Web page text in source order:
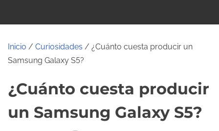
Inicio / Curiosidades / ¿Cuánto cuesta producir un
Samsung Galaxy S5?
¿Cuánto cuesta producir
un Samsung Galaxy S5?